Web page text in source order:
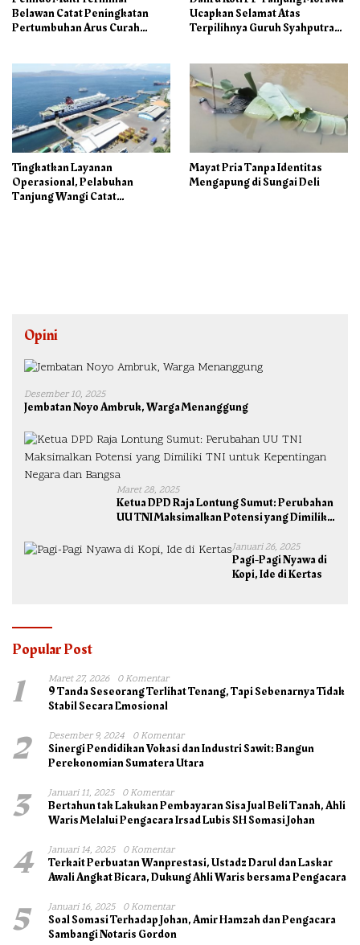
Belawan Catat Peningkatan
Pertumbuhan Arus Curah
Ucapkan Selamat Atas
Terpilihnya Guruh Syahputra
Tingkatkan Layanan
Operasional, Pelabuhan
Tanjung Wangi Catat
Mayat Pria Tanpa Identitas
Mengapung di Sungai Deli
Opini
Desember 10, 2025
Jembatan Noyo Ambruk, Warga Menanggung
Maret 28, 2025
Ketua DPD Raja Lontung Sumut: Perubahan
UU TNI Maksimalkan Potensi yang Dimiliki
Januari 26, 2025
Pagi-Pagi Nyawa di
Kopi, Ide di Kertas
Popular Post
1 Maret 27, 2026 0 Komentar
9 Tanda Seseorang Terlihat Tenang, Tapi Sebenarnya Tidak
Stabil Secara Emosional
2 Desember 9, 2024 0 Komentar
Sinergi Pendidikan Vokasi dan Industri Sawit: Bangun
Perekonomian Sumatera Utara
3 Januari 11, 2025 0 Komentar
Bertahun tak Lakukan Pembayaran Sisa Jual Beli Tanah, Ahli
Waris Melalui Pengacara Irsad Lubis SH Somasi Johan
4 Januari 14, 2025 0 Komentar
Terkait Perbuatan Wanprestasi, Ustadz Darul dan Laskar
Awali Angkat Bicara, Dukung Ahli Waris bersama Pengacara
5 Januari 16, 2025 0 Komentar
Soal Somasi Terhadap Johan, Amir Hamzah dan Pengacara
Sambangi Notaris Gordon